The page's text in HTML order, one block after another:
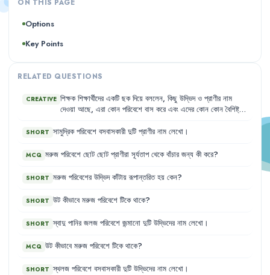
ON THIS PAGE
Options
Key Points
RELATED QUESTIONS
CREATIVE শিক্ষক শিক্ষার্থীদের একটি ছক দিয়ে বললেন, কিছু উদ্ভিদ ও প্রাণীর নাম
দেওয়া আছে, এরা কোন পরিবেশে বাস করে এবং এদের কোন কোন বৈশিষ্ট্য
সুন্দরী গাছ, শাপলা, বাজপাখি, শ্বেত ভল্লুক ও ফণীমনসার
SHORT সামুদ্রিক পরিবেশে বসবাসকারী দুটি প্রাণীর নাম লেখো ।
MCQ মরুজ পরিবেশে ছোট ছোট প্রাণীরা সূর্যতাপ থেকে বাঁচার জন্য কী করে?
SHORT মরুজ পরিবেশের উদ্ভিদ কাঁটায় রূপান্তরিত হয় কেন?
SHORT উট কীভাবে মরুজ পরিবেশে টিকে থাকে?
SHORT স্বাদু পানির জলজ পরিবেশে জন্মানো দুটি উদ্ভিদের নাম লেখো ।
MCQ উট কীভাবে মরুজ পরিবেশে টিকে থাকে?
SHORT স্থলজ পরিবেশে বসবাসকারী দুটি উদ্ভিদের নাম লেখো ।